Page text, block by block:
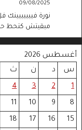
09/08/2025
نورة فييييييينك
مبقيتش كتحط
أغسطس 2026
س
د ن ث
1
2
3
4
8
9
10
11
15
16
17
18